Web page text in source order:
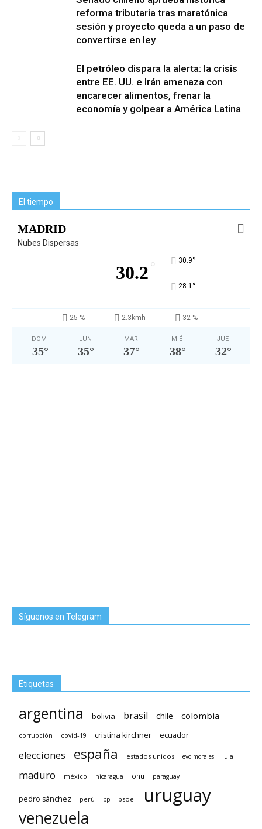
reforma tributaria tras maratónica
sesión y proyecto queda a un paso de
convertirse en ley
El petróleo dispara la alerta: la crisis
entre EE. UU. e Irán amenaza con
encarecer alimentos, frenar la
economía y golpear a América Latina
El tiempo
MADRID
Nubes Dispersas
30.2 ° 30.9°
28.1 °
25 % 2.3kmh 32 %
DOM
35°
LUN
35°
MAR
37°
MIÉ
38°
JUE
32°
Síguenos en Telegram
Etiquetas
argentina bolivia brasil chile colombia
corrupción covid-19 cristina kirchner ecuador
elecciones españa estados unidos evo morales lula
maduro méxico nicaragua onu paraguay
pedro sánchez perú pp psoe. uruguay
venezuela